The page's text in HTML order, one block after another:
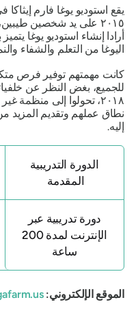
يقع استوديو يوغا فارم
٢٠١٥ على يد شخصين
أرادا إنشاء استوديو يوغا
اليوغا من التعلم والشفاء
كانت مهمتهم توفير فرص
للجميع، بغض النظر عن
٢٠١٨، تحولوا إلى منظمة
نطاق عملهم وتقديم المزيد
إليه.
الدورة التدريبية
المقدمة
دورة تدريبية عبر
الإنترنت لمدة 200
ساعة
الموقع الإلكتروني: https://www.yogafarm.us/